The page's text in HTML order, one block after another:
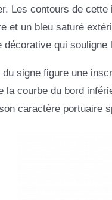
Les contours de
et un bleu saturé
décorative qui souligne
signe figure une
la courbe du bord
caractère portuaire